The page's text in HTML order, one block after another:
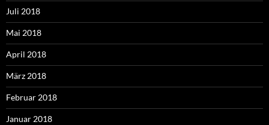
Juli 2018
Mai 2018
April 2018
März 2018
Februar 2018
Januar 2018